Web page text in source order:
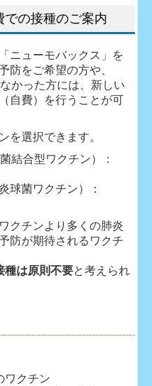
での接種のご案内
ニューモバックス」を
防をご希望の方や、
かった方には、新しい
自費）を行うことが可
を選択できます。
結合型ワクチン）：
球菌ワクチン）：
クチンより多くの肺炎
防が期待されるワクチ
種は原則不要と考えられ
ワクチン